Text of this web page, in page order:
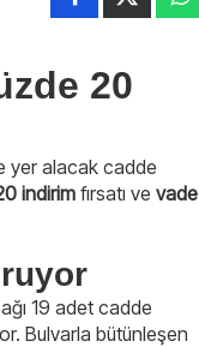
20
yer alacak cadde
indirim fırsatı ve vade
19 adet cadde
Bulvarla bütünleşen